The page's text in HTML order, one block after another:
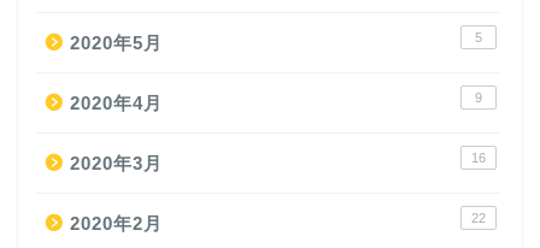
2020年5月 5
2020年4月 9
2020年3月 16
2020年2月 22